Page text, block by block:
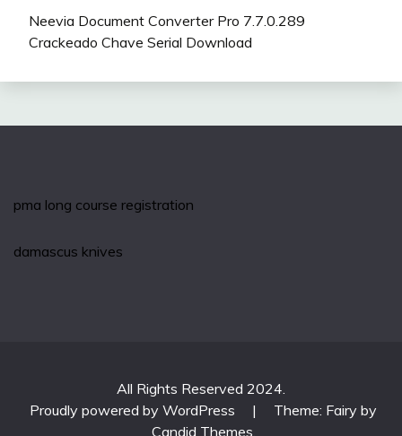
Neevia Document Converter Pro 7.7.0.289
Crackeado Chave Serial Download
pma long course registration
damascus knives
All Rights Reserved 2024.
Proudly powered by WordPress
|
Theme: Fairy by
Candid Themes